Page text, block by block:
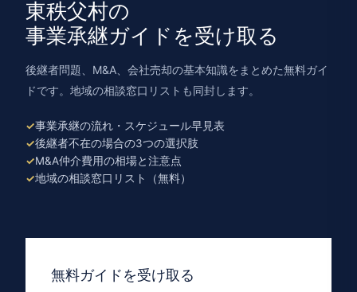
東秩父村の
事業承継ガイドを受け取る
後継者問題、M&A、会社売却の基本知識をまとめた無料ガイ
ドです。地域の相談窓口リストも同封します。
事業承継の流れ・スケジュール早見表
後継者不在の場合の3つの選択肢
M&A仲介費用の相場と注意点
地域の相談窓口リスト（無料）
無料ガイドを受け取る